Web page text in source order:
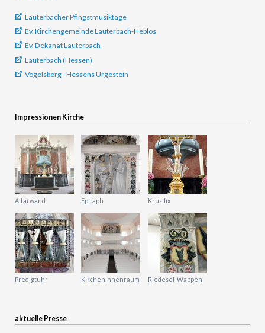
Lauterbacher Pfingstmusiktage
Ev. Kirchengemeinde Lauterbach-Heblos
Ev. Dekanat Lauterbach
Lauterbach (Hessen)
Vogelsberg - Hessens Urgestein
Impressionen Kirche
Altarwand Epitaph Kruzifix
Predigtuhr Kircheninnenraum Riedesel-Wappen
aktuelle Presse